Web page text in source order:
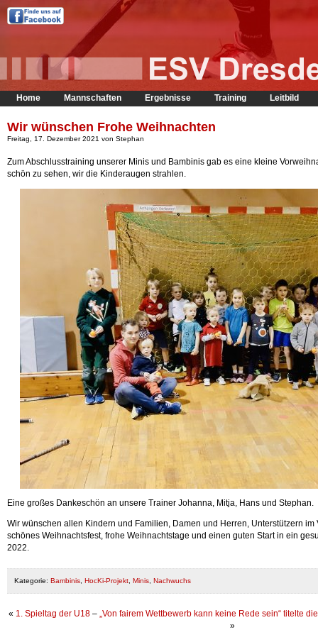
Home Mannschaften Ergebnisse Training Leitbild
Wir wünschen Frohe Weihnachten
Freitag, 17. Dezember 2021 von Stephan
Zum Abschlusstraining unserer Minis und Bambinis gab es eine kleine
schön zu sehen, wir die Kinderaugen strahlen.
Eine großes Dankeschön an unsere Trainer Johanna, Mitja, Hans und Stephan.
Wir wünschen allen Kindern und Familien, Damen und Herren, Unterstützern
schönes Weihnachtsfest, frohe Weihnachtstage und einen guten Start in ein
2022.
Kategorie: Bambinis HocKi-Projekt Minis Nachwuchs
« 1. Spieltag der U18 – „Von fairem Wettbewerb kann keine Rede sein“ titelte
»